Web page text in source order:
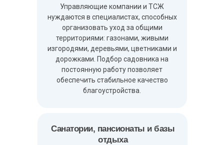
Управляющие компании и ТСЖ
нуждаются в специалистах, способных
организовать уход за общими
территориями: газонами, живыми
изгородями, деревьями, цветниками и
дорожками. Подбор садовника на
постоянную работу позволяет
обеспечить стабильное качество
благоустройства.
Санатории, пансионаты и базы
отдыха